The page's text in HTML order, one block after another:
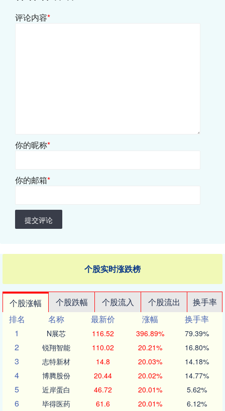
评论内容*
你的昵称*
你的邮箱*
提交评论
个股实时涨跌榜
个股涨幅 个股跌幅 个股流入 个股流出
换手率
排名
名称 最新价 涨幅
换手率
1
N展芯 116.52 396.89% 79.39%
2 锐翔智能 110.02 20.21% 16.80%
3 志特新材 14.8 20.03% 14.18%
4 博腾股份 20.44 20.02% 14.77%
5 近岸蛋白 46.72 20.01% 5.62%
6 毕得医药 61.6 20.01% 6.12%